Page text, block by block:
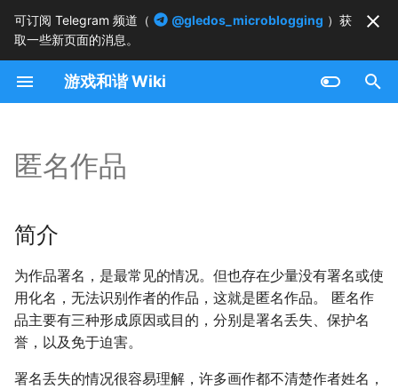
可订阅 Telegram 频道（ @gledos_microblogging ）获
取一些新页面的消息。
游戏和谐 Wiki
正
在
始
索
引
擎
匿名作品
简介
为作品署名，是最常见的情况。但也存在少量没有署名或使
用化名，无法识别作者的作品，这就是匿名作品。 匿名作
品主要有三种形成原因或目的，分别是署名丢失、保护名
誉，以及免于迫害。
署名丢失的情况很容易理解，许多画作都不清楚作者姓名，